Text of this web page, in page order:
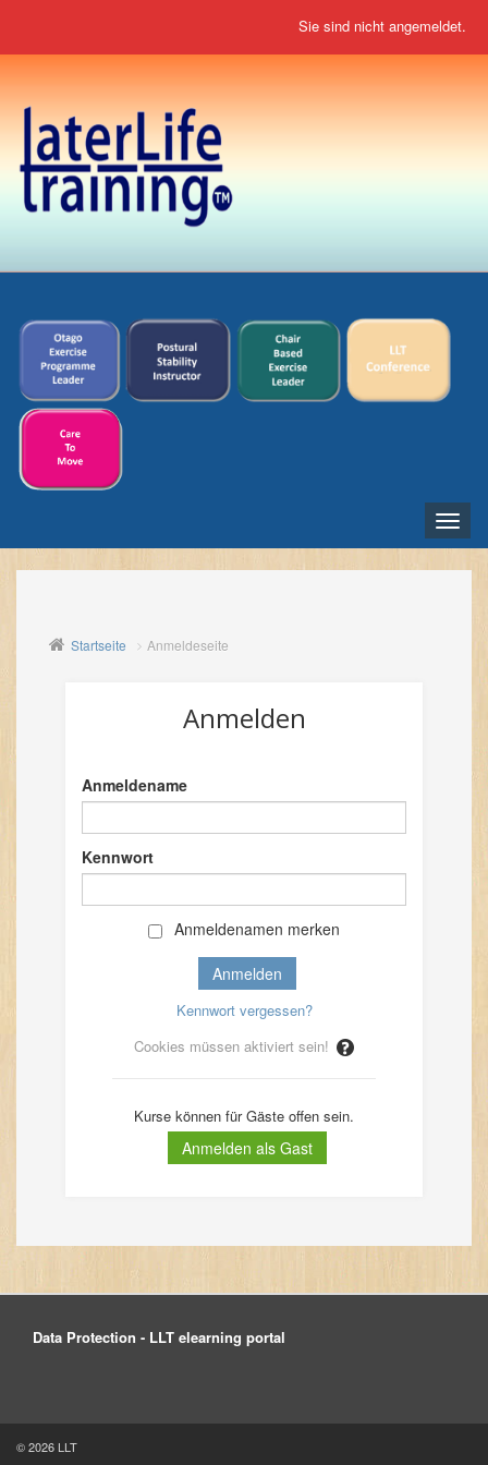
Sie sind nicht angemeldet.
Toggle
DEUTSCH ‎(DE)‎
Startseite Anmeldeseite
Anmelden
Anmeldename
Kennwort
Anmeldenamen merken
Kennwort vergessen?
Cookies müssen aktiviert sein!
Kurse können für Gäste offen sein.
Data Protection - LLT elearning portal
© 2026 LLT